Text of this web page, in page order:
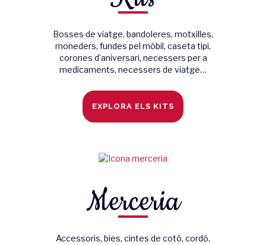
Bosses de viatge, bandoleres, motxilles,
moneders, fundes pel mòbil, caseta tipi,
corones d’aniversari, necessers per a
medicaments, necessers de viatge…
EXPLORA ELS KITS
Merceria
Accessoris, bies, cintes de cotó, cordó,